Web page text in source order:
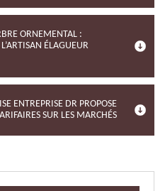
ORNEMENTAL :
ÉLAGUEUR
ENTREPRISE DR PROPOSE
SUR LES MARCHÉS